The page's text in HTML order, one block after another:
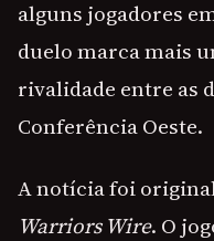
alguns jogadores
duelo marca mais
rivalidade entre as
Conferência Oeste.
A notícia foi
Warriors Wire. O